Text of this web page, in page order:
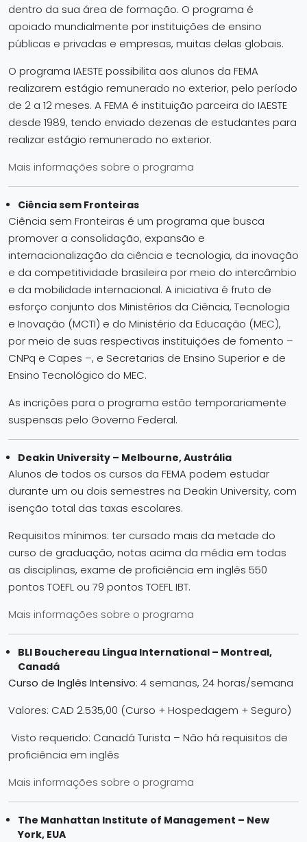
dentro da sua área de formação. O programa é
apoiado mundialmente por instituições de ensino
públicas e privadas e empresas, muitas delas globais.
O programa IAESTE possibilita aos alunos da FEMA
realizarem estágio remunerado no exterior, pelo período
de 2 a 12 meses. A FEMA é instituição parceira do IAESTE
desde 1989, tendo enviado dezenas de estudantes para
realizar estágio remunerado no exterior.
Mais informações sobre o programa
Ciência sem Fronteiras
Ciência sem Fronteiras é um programa que busca
promover a consolidação, expansão e
internacionalização da ciência e tecnologia, da inovação
e da competitividade brasileira por meio do intercâmbio
e da mobilidade internacional. A iniciativa é fruto de
esforço conjunto dos Ministérios da Ciência, Tecnologia
e Inovação (MCTI) e do Ministério da Educação (MEC),
por meio de suas respectivas instituições de fomento –
CNPq e Capes –, e Secretarias de Ensino Superior e de
Ensino Tecnológico do MEC.
As incrições para o programa estão temporariamente
suspensas pelo Governo Federal.
Deakin University – Melbourne, Austrália
Alunos de todos os cursos da FEMA podem estudar
durante um ou dois semestres na Deakin University, com
isenção total das taxas escolares.
Requisitos mínimos: ter cursado mais da metade do
curso de graduação, notas acima da média em todas
as disciplinas, exame de proficiência em inglês 550
pontos TOEFL ou 79 pontos TOEFL IBT.
Mais informações sobre o programa
BLI Bouchereau Lingua International – Montreal,
Canadá
Curso de Inglês Intensivo: 4 semanas, 24 horas/semana
Valores: CAD 2.535,00 (Curso + Hospedagem + Seguro)
Visto requerido: Canadá Turista – Não há requisitos de
proficiência em inglês
Mais informações sobre o programa
The Manhattan Institute of Management – New
York, EUA